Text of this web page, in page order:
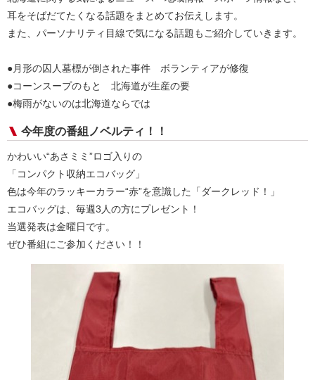
耳をそばだてたくなる話題をまとめてお伝えします。
また、パーソナリティ目線で気になる話題もご紹介していきます。
●月形の囚人墓標が倒された事件 ボランティアが修復
●コーンスープのもと 北海道が生産の要
●梅雨がないのは北海道ならでは
今年度の番組ノベルティ！！
かわいい“あさミミ”ロゴ入りの
「コンパクト収納エコバッグ」
色は今年のラッキーカラー“赤”を意識した「ダークレッド！」
エコバッグは、毎週3人の方にプレゼント！
当選発表は金曜日です。
ぜひ番組にご参加ください！！